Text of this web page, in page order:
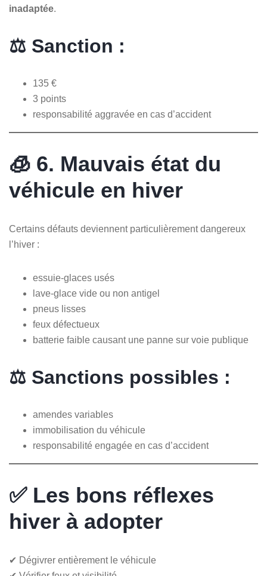
inadaptée.
⚖️ Sanction :
135 €
3 points
responsabilité aggravée en cas d’accident
🧊 6. Mauvais état du
véhicule en hiver
Certains défauts deviennent particulièrement dangereux
l’hiver :
essuie-glaces usés
lave-glace vide ou non antigel
pneus lisses
feux défectueux
batterie faible causant une panne sur voie publique
⚖️ Sanctions possibles :
amendes variables
immobilisation du véhicule
responsabilité engagée en cas d’accident
✅ Les bons réflexes
hiver à adopter
✔ Dégivrer entièrement le véhicule